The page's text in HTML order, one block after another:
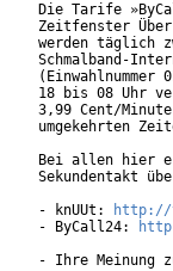
Die Tarife
Zeitfenster Über
werden täglich
Schmalband-
18 bis 08 Uhr
3,99 Cent/
umgekehrten
Bei allen hier
Sekundentakt
- knUUt:
http://
- ByCall24:
- Ihre Meinung